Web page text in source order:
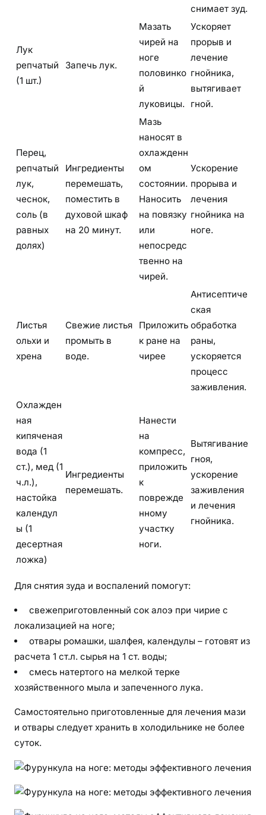
снимает зуд.
Лук
репчатый
(1 шт.)
Запечь лук.
Мазать
чирей на
ноге
половинко
й
луковицы.
Ускоряет
прорыв и
лечение
гнойника,
вытягивает
гной.
Перец,
репчатый
лук,
чеснок,
соль (в
равных
долях)
Ингредиенты
перемешать,
поместить в
духовой шкаф
на 20 минут.
Мазь
наносят в
охлажденн
ом
состоянии.
Наносить
на повязку
или
непосредс
твенно на
чирей.
Ускорение
прорыва и
лечения
гнойника на
ноге.
Листья
ольхи и
хрена
Свежие листья
промыть в
воде.
Приложить
к ране на
чирее
Антисептиче
ская
обработка
раны,
ускоряется
процесс
заживления.
Охлажден
ная
кипяченая
вода (1
ст.), мед (1
ч.л.),
настойка
календул
ы (1
десертная
ложка)
Ингредиенты
перемешать.
Нанести
на
компресс,
приложить
к
поврежде
нному
участку
ноги.
Вытягивание
гноя,
ускорение
заживления
и лечения
гнойника.
Для снятия зуда и воспалений помогут:
свежеприготовленный сок алоэ при чирие с
локализацией на ноге;
отвары ромашки, шалфея, календулы – готовят из
расчета 1 ст.л. сырья на 1 ст. воды;
смесь натертого на мелкой терке
хозяйственного мыла и запеченного лука.
Самостоятельно приготовленные для лечения мази
и отвары следует хранить в холодильнике не более
суток.